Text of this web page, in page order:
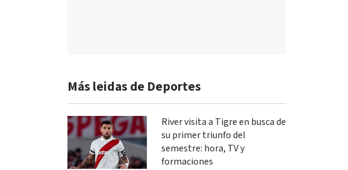
Más leidas de Deportes
River visita a Tigre en busca de
su primer triunfo del
semestre: hora, TV y
formaciones